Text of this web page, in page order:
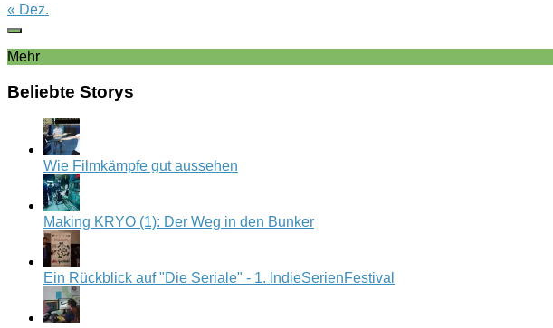
« Dez.
Mehr
Beliebte Storys
Wie Filmkämpfe gut aussehen
Making KRYO (1): Der Weg in den Bunker
Ein Rückblick auf "Die Seriale" - 1. IndieSerienFestival